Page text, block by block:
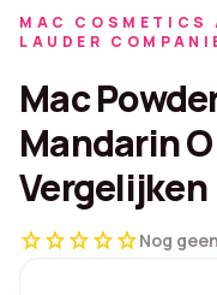
MAC COSMETICS
LAUDER
Mac
Mandarin
Vergelijken
starstarstarstarstarNog